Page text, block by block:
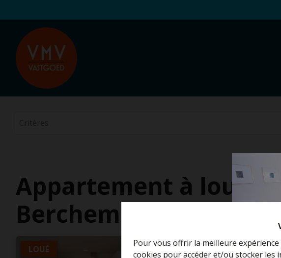
Pour vous offrir la meilleure
cookies pour accéder et/ou stocker les
Appartement à louer à
Berchem
LOUÉ LOUÉ